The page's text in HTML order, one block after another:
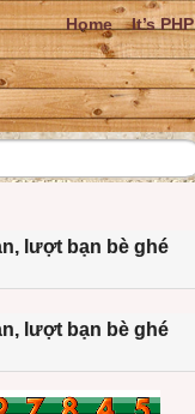
Home It’s PHP
lượt bạn bè ghé
lượt bạn bè ghé